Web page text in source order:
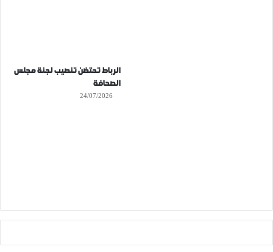
الرباط تحتضن تنصيب لجنة مجلس
الصحافة
24/07/2026